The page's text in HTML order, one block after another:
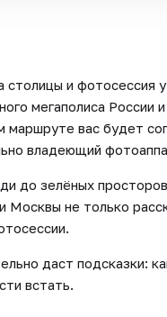
и фотосессия
мегаполиса России
маршруте вас будет
владеющий
до зелёных
не только
даст подсказки:
встать.